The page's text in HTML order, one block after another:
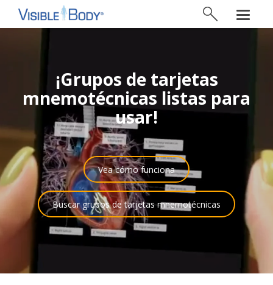
¡Grupos de tarjetas
mnemotécnicas listas para
usar!
Vea cómo funciona
Buscar grupos de tarjetas mnemotécnicas